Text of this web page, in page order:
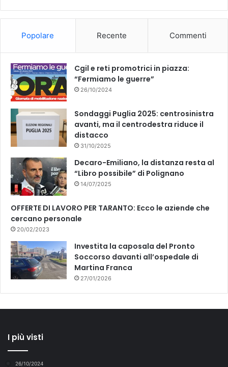
k
Popolare Recente Commenti
Cgil e reti promotrici in piazza:
“Fermiamo le guerre”
26/10/2024
Sondaggi Puglia 2025: centrosinistra
avanti, ma il centrodestra riduce il
distacco
31/10/2025
Decaro-Emiliano, la distanza resta al
“Libro possibile” di Polignano
14/07/2025
OFFERTE DI LAVORO PER TARANTO: Ecco le aziende che
cercano personale
20/02/2023
Investita la caposala del Pronto
Soccorso davanti all’ospedale di
Martina Franca
27/01/2026
I più visti
26/10/2024